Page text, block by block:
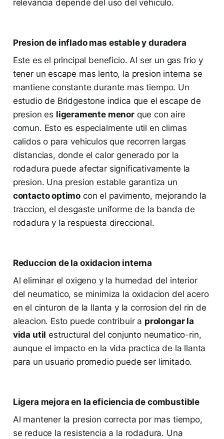
relevancia depende del uso del vehiculo.
Presion de inflado mas estable y duradera
Este es el principal beneficio. Al ser un gas frio y
tener un escape mas lento, la presion interna se
mantiene constante durante mas tiempo. Un
estudio de Bridgestone indica que el escape de
presion es ligeramente menorque con aire
comun. Esto es especialmente util en climas
calidos o para vehiculos que recorren largas
distancias, donde el calor generado por la
rodadura puede afectar significativamente la
presion. Una presion estable garantiza un
contacto optimo con el pavimento, mejorando la
traccion, el desgaste uniforme de la banda de
rodadura y la respuesta direccional.
Reduccion de la oxidacion interna
Al eliminar el oxigeno y la humedad del interior
del neumatico, se minimiza la oxidacion del acero
en el cinturon de la llanta y la corrosion del rin de
aleacion. Esto puede contribuir a prolongar la
vida util estructural del conjunto neumatico-rin,
aunque el impacto en la vida practica de la llanta
para un usuario promedio puede ser limitado.
Ligera mejora en la eficiencia de combustible
Al mantener la presion correcta por mas tiempo,
se reduce la resistencia a la rodadura. Una